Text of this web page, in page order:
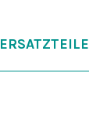
ERSATZTEILE